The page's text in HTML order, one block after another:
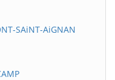
SAiNT-AiGNAN